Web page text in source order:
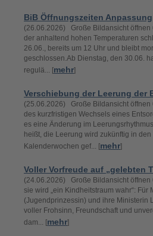
BiB Öffnungszeiten Anpassung
(26.06.2026) Große Bildansicht öffnen
der anhaltend hohen Temperaturen
26.06., bereits um 12 Uhr und bleibt
geschlossen.Ab Dienstag, den 30.06.
regulä... [mehr]
Verschiebung der Leerung der
(25.06.2026) Große Bildansicht öffnen
des kurzfristigen Wechsels eines
es eine Änderung im
heißt, die Leerung wird zukünftig in
Kalenderwochen gef... [mehr]
Voller Vorfreude auf „gelebten
(24.06.2026) Große Bildansicht
sie wird „ein Kindheitstraum wahr“: Für
(Jugendprinzessin) und ihre Ministerin
voller Frohsinn, Freundschaft und
dam... [mehr]